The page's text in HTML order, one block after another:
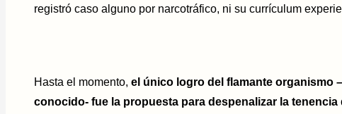
registró caso alguno por narcotráfico, ni su currículum
Hasta el momento, el único logro del flamante organismo
conocido- fue la propuesta para despenalizar la